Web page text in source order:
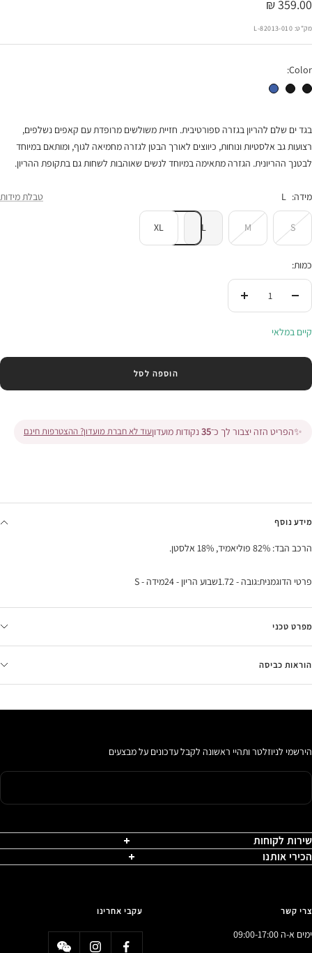
מחיר
בהנחה
359.00 ₪
מק"ט: 82013-010-L
Color:
בגד ים שלם להריון Paros שחורבגד ים Paros זקרד שחורבגד ים שלם להריון Paros פסים כחול לבן
בגד ים שלם להריון בגזרה ספורטיבית. חזיית משולשים מרופדת עם קאפים נשלפים,
רצועות גב אלסטיות ונוחות, כיווצים לאורך הבטן לגזרה מחמיאה לגוף, ומותאם במיוחד
לבטנך ההריונית. הגזרה מתאימה במיוחד לנשים שאוהבות לשחות גם בתקופת ההריון.
מידה: L טבלת מידות
S
M
L
XL
כמות:
העלי
קיים במלאי
הוספה לסל
✨הפריט הזה יצבור לך כ־35נקודות מועדוןעוד לא חברת מועדון? ההצטרפות חינם
מידע נוסף
הרכב הבד: 82% פוליאמיד, 18% אלסטן.
פרטי הדוגמנית:גובה - 1.72שבוע הריון - 24מידה - S
מפרט טכני
הוראות כביסה
הירשמי לניוזלטר ותהיי ראשונה לקבל עדכונים על מבצעים
שירות לקוחות
הכירי אותנו
צרי קשר
ימים א-ה 09:00-17:00
עקבי אחרינו